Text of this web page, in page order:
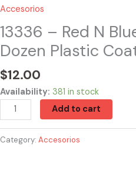
Accesorios
13336 – Red N
Dozen Plastic
$12.00
Availability: 381 in stock
Add to cart
Category: Accesorios